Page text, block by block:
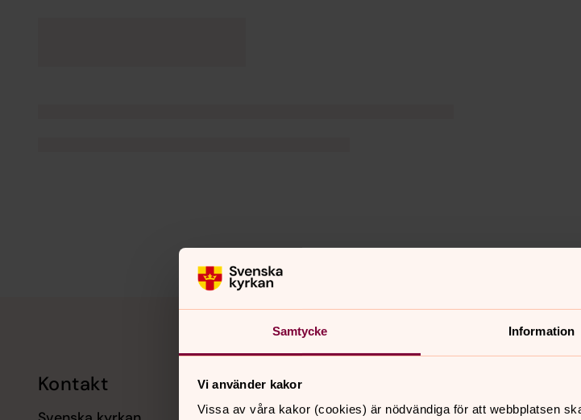
Samtycke Information
Vi använder kakor
Vissa av våra kakor (cookies) är nödvändiga för att webbplatsen
Kontakt Kalender